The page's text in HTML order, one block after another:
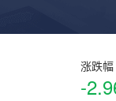
涨跌幅
-